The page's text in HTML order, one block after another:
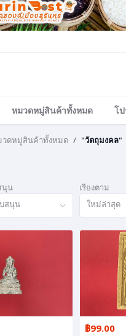
หมวดหมู่สินค้าทั้งหมด โ
ดหมู่สินค้าทั้งหมด "วัตถุมงคล"
นุน
สนุน
เรียงตาม
ใหม่ล่าสุด
฿99.00